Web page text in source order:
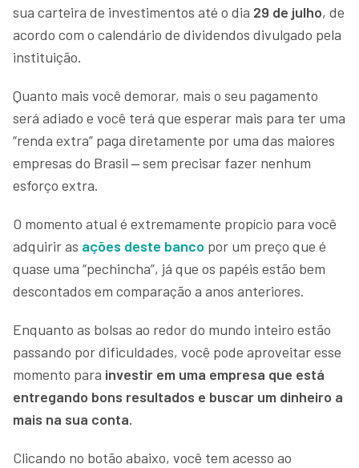
sua carteira de investimentos até o dia 29 de julho, de
acordo com o calendário de dividendos divulgado pela
instituição.
Quanto mais você demorar, mais o seu pagamento
será adiado e você terá que esperar mais para ter uma
“renda extra” paga diretamente por uma das maiores
empresas do Brasil ‒ sem precisar fazer nenhum
esforço extra.
O momento atual é extremamente propício para você
adquirir as ações deste banco por um preço que é
quase uma “pechincha”, já que os papéis estão bem
descontados em comparação a anos anteriores.
Enquanto as bolsas ao redor do mundo inteiro estão
passando por dificuldades, você pode aproveitar esse
momento para investir em uma empresa que está
entregando bons resultados e buscar um dinheiro a
mais na sua conta.
Clicando no botão abaixo, você tem acesso ao